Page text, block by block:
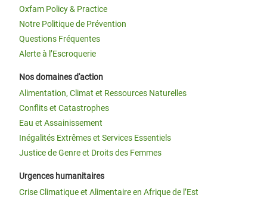
Oxfam Policy & Practice
Notre Politique de Prévention
Questions Fréquentes
Alerte à l’Escroquerie
Nos domaines d'action
Alimentation, Climat et Ressources Naturelles
Conflits et Catastrophes
Eau et Assainissement
Inégalités Extrêmes et Services Essentiels
Justice de Genre et Droits des Femmes
Urgences humanitaires
Crise Climatique et Alimentaire en Afrique de l’Est